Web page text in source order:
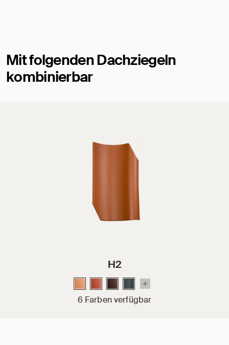
Mit folgenden Dachziegeln
kombinierbar
H2
6 Farben verfügbar